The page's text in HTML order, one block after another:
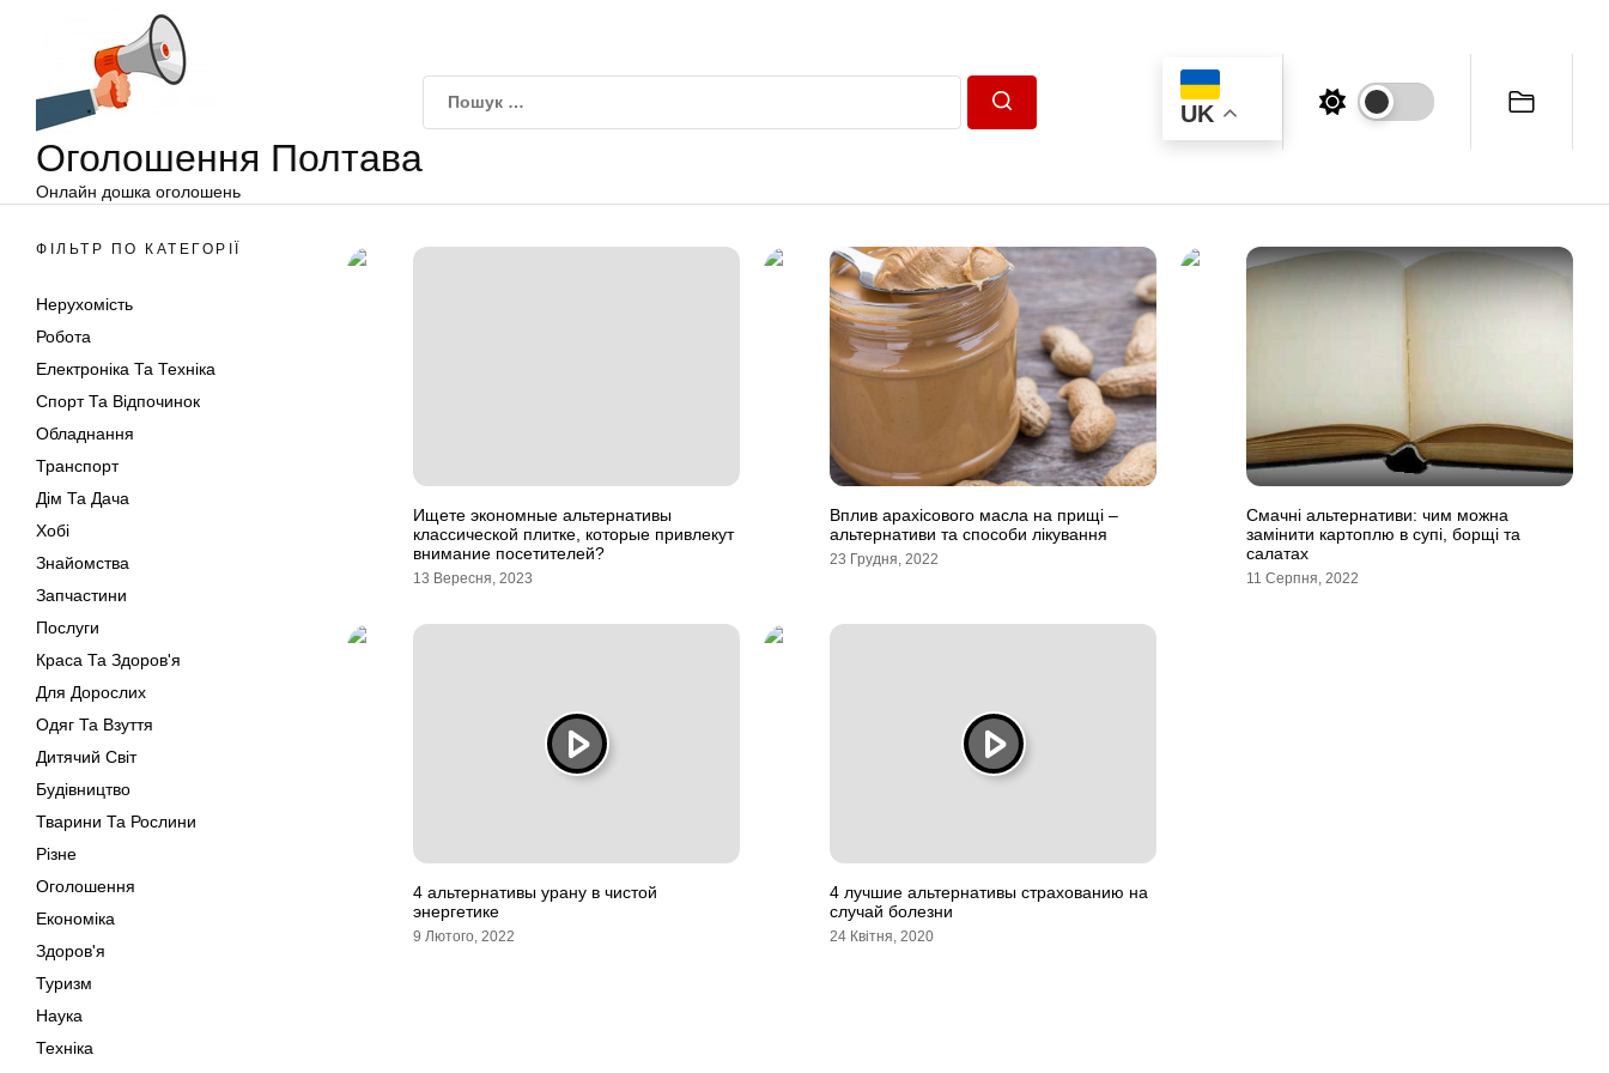
Оголошення Полтава
Онлайн дошка оголошень
UK
ФІЛЬТР ПО КАТЕГОРІЇ
Нерухомість
Робота
Електроніка Та Техніка
Спорт Та Відпочинок
Обладнання
Транспорт
Дім Та Дача
Хобі
Знайомства
Запчастини
Послуги
Краса Та Здоров'я
Для Дорослих
Одяг Та Взуття
Дитячий Світ
Будівництво
Тварини Та Рослини
Різне
Оголошення
Економіка
Здоров'я
Туризм
Наука
Техніка
Ищете экономные альтернативы
классической плитке, которые привлекут
внимание посетителей?
13 Вересня, 2023
Вплив арахісового масла на прищі –
альтернативи та способи лікування
23 Грудня, 2022
Смачні альтернативи: чим можна
замінити картоплю в супі, борщі та
салатах
11 Серпня, 2022
4 альтернативы урану в чистой
энергетике
9 Лютого, 2022
4 лучшие альтернативы страхованию на
случай болезни
24 Квітня, 2020